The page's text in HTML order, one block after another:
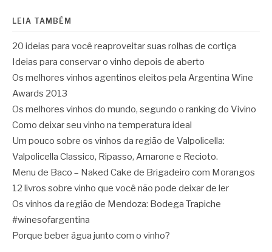
LEIA TAMBÉM
20 ideias para você reaproveitar suas rolhas de cortiça
Ideias para conservar o vinho depois de aberto
Os melhores vinhos agentinos eleitos pela Argentina Wine
Awards 2013
Os melhores vinhos do mundo, segundo o ranking do Vivino
Como deixar seu vinho na temperatura ideal
Um pouco sobre os vinhos da região de Valpolicella:
Valpolicella Classico, Ripasso, Amarone e Recioto.
Menu de Baco – Naked Cake de Brigadeiro com Morangos
12 livros sobre vinho que você não pode deixar de ler
Os vinhos da região de Mendoza: Bodega Trapiche
#winesofargentina
Porque beber água junto com o vinho?